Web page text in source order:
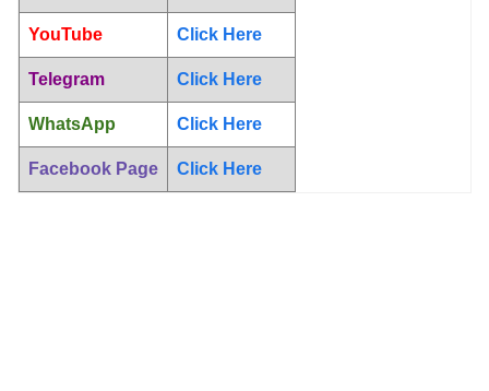
YouTube Click Here
Telegram Click Here
WhatsApp Click Here
Facebook Page Click Here